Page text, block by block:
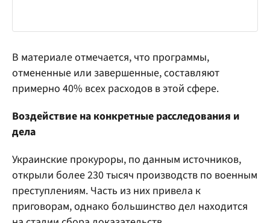
В материале отмечается, что программы,
отмененные или завершенные, составляют
примерно 40% всех расходов в этой сфере.
Воздействие на конкретные расследования и
дела
Украинские прокуроры, по данным источников,
открыли более 230 тысяч производств по военным
преступлениям. Часть из них привела к
приговорам, однако большинство дел находится